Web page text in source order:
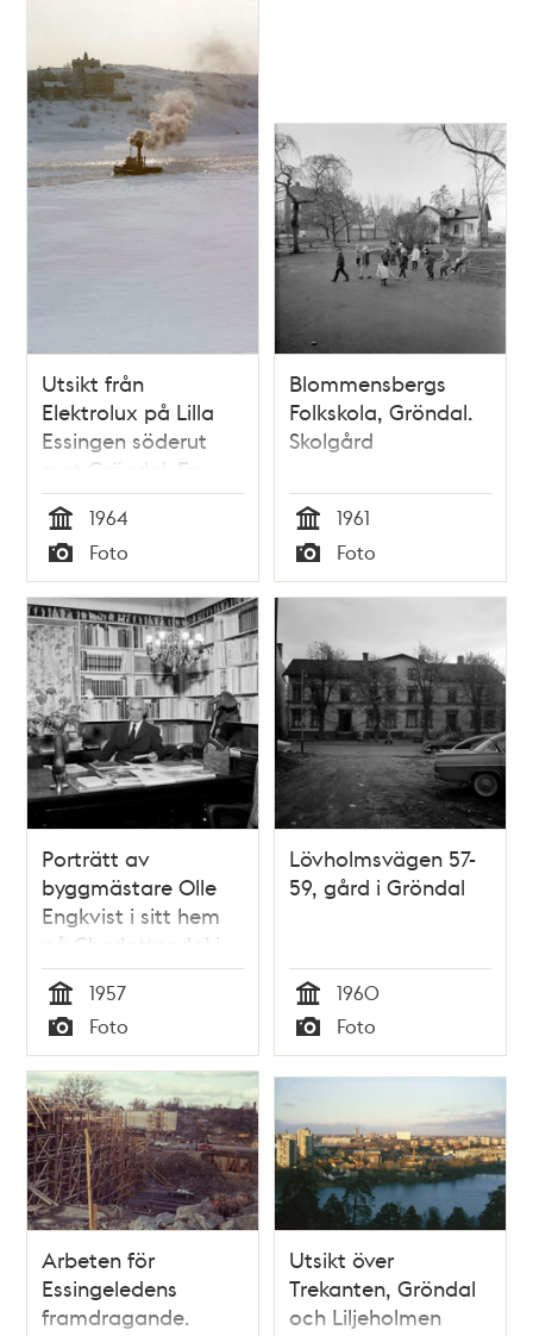
bussen då den gick
en specialrunda.
Utsikt från
Elektrolux på Lilla
Essingen söderut
mot Gröndal. En
ångbåt går i
isrännan på
Mälaren
Tid
1964
Typ
Foto
Blommensbergs
Folkskola, Gröndal.
Skolgård
Tid
1961
Typ
Foto
Porträtt av
byggmästare Olle
Engkvist i sitt hem
på Charlottendal i
Gröndal.
Tid
1957
Typ
Foto
Lövholmsvägen 57-
59, gård i Gröndal
Tid
1960
Typ
Foto
Arbeten för
Essingeledens
framdragande.
Utsikt över
Trekanten, Gröndal
och Liljeholmen